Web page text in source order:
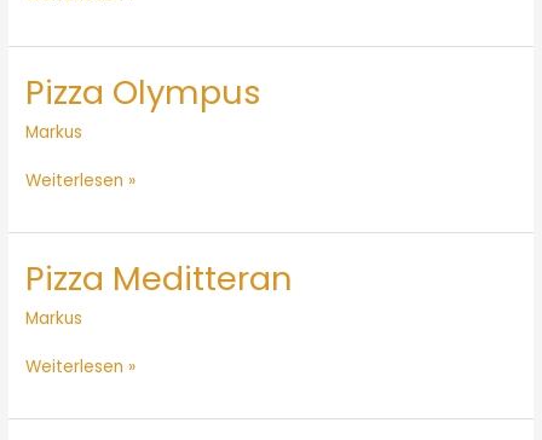
Pizza Olympus
Markus
Pizza
Olympus
Weiterlesen »
Pizza Meditteran
Markus
Pizza
Meditteran
Weiterlesen »